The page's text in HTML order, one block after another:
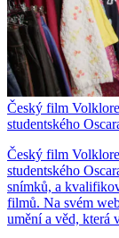
Český film
studentského
Český film
studentského
snímků, a
filmů. Na svém
umění a věd, která